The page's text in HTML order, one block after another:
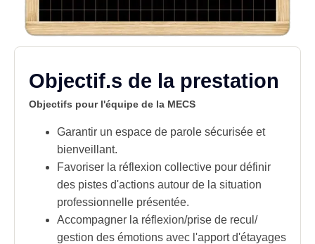
Objectif.s de la prestation
Objectifs pour l'équipe de la MECS
Garantir un espace de parole sécurisée et
bienveillant.
Favoriser la réflexion collective pour définir
des pistes d'actions autour de la situation
professionnelle présentée.
Accompagner la réflexion/prise de recul/
gestion des émotions avec l'apport d'étayages